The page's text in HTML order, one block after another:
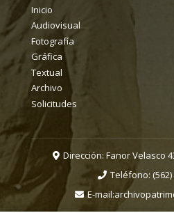
Inicio
Audiovisual
Fotografía
Gráfica
Textual
Archivo
Solicitudes
Dirección: Fanor Velasco
Teléfono:
E-mail: